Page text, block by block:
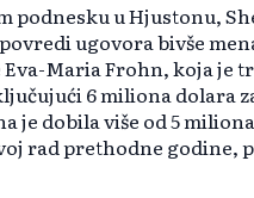
podnesku u Hjustonu,
ugovora bivše
Maria Frohn, koja je
6 miliona dolara
je dobila više od 5
rad prethodne godine,